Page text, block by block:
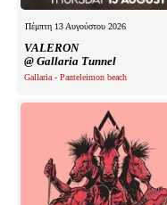
Πέμπτη 13 Αυγούστου 2026
VALERON
@ Gallaria Tunnel
Gallaria - Panteleimon beach